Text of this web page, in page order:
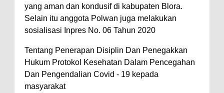
yang aman dan kondusif di kabupaten Blora.
Selain itu anggota Polwan juga melakukan
sosialisasi Inpres No. 06 Tahun 2020
Tentang Penerapan Disiplin Dan Penegakkan
Hukum Protokol Kesehatan Dalam Pencegahan
Dan Pengendalian Covid - 19 kepada
masyarakat